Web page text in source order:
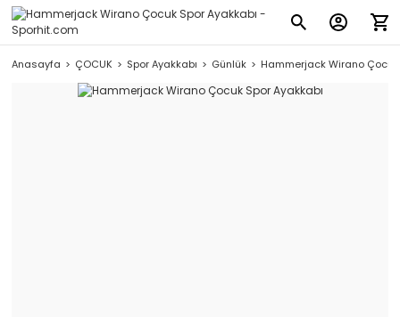
Anasayfa ÇOCUK Spor Ayakkabı Günlük Hammerjack Wirano Çocuk